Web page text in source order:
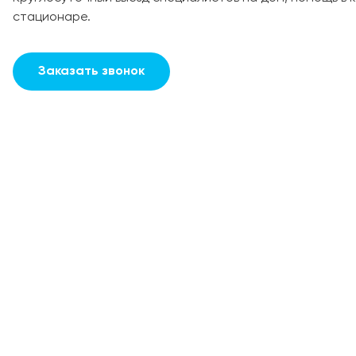
стационаре.
Заказать звонок